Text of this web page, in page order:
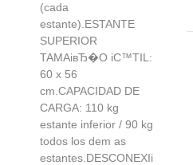
(cada
estante).ESTANTE
SUPERIOR
TAMAiвЂ�O iС™TIL:
60 x 56
cm.CAPACIDAD DE
CARGA: 110 kg
estante inferior / 90 kg
todos los dem as
estantes.DESCONEXIi